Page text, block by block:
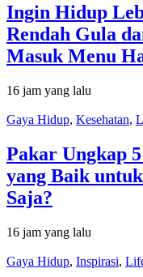
Ingin Hidup
Rendah Gula
Masuk Menu
16 jam yang lalu
Gaya Hidup, Kesehatan,
Pakar Ungkap
yang Baik
Saja?
16 jam yang lalu
Gaya Hidup, Inspirasi,